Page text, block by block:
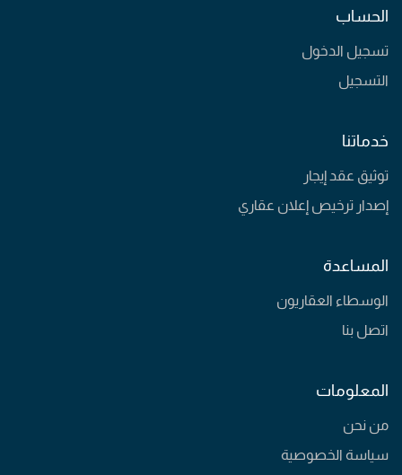
الحساب
تسجيل الدخول
التسجيل
خدماتنا
توثيق عقد إيجار
إصدار ترخيص إعلان عقاري
المساعدة
الوسطاء العقاريون
اتصل بنا
المعلومات
من نحن
سياسة الخصوصية